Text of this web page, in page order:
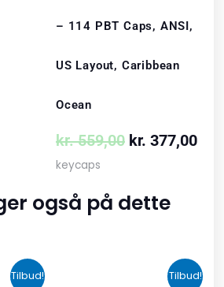
– 114 PBT Caps, ANSI,
US Layout, Caribbean
Ocean
kr.559,00 kr. 377,00
keycaps
også på dette
Tilbud! Tilbud!